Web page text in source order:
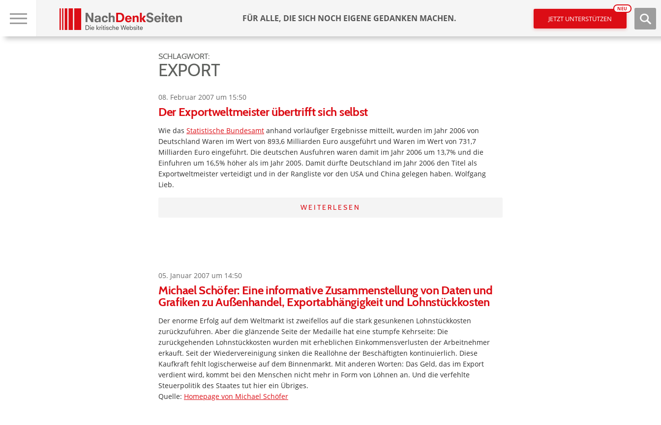
FÜR ALLE, DIE SICH NOCH EIGENE GEDANKEN MACHEN. JETZT UNTERSTÜTZEN
NEU
SCHLAGWORT:
EXPORT
08. Februar 2007 um 15:50
Der Exportweltmeister übertrifft sich selbst
Wie das Statistische Bundesamt anhand vorläufiger Ergebnisse mitteilt, wurden im Jahr 2006 von
Deutschland Waren im Wert von 893,6 Milliarden Euro ausgeführt und Waren im Wert von 731,7
Milliarden Euro eingeführt. Die deutschen Ausfuhren waren damit im Jahr 2006 um 13,7% und die
Einfuhren um 16,5% höher als im Jahr 2005. Damit dürfte Deutschland im Jahr 2006 den Titel als
Exportweltmeister verteidigt und in der Rangliste vor den USA und China gelegen haben. Wolfgang
Lieb.
WEITERLESEN
05. Januar 2007 um 14:50
Michael Schöfer: Eine informative Zusammenstellung von Daten und
Grafiken zu Außenhandel, Exportabhängigkeit und Lohnstückkosten
Der enorme Erfolg auf dem Weltmarkt ist zweifellos auf die stark gesunkenen Lohnstückkosten
zurückzuführen. Aber die glänzende Seite der Medaille hat eine stumpfe Kehrseite: Die
zurückgehenden Lohnstückkosten wurden mit erheblichen Einkommensverlusten der Arbeitnehmer
erkauft. Seit der Wiedervereinigung sinken die Reallöhne der Beschäftigten kontinuierlich. Diese
Kaufkraft fehlt logischerweise auf dem Binnenmarkt. Mit anderen Worten: Das Geld, das im Export
verdient wird, kommt bei den Menschen nicht mehr in Form von Löhnen an. Und die verfehlte
Steuerpolitik des Staates tut hier ein Übriges.
Quelle: Homepage von Michael Schöfer